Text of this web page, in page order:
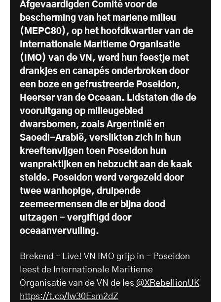
Afgevaardigden Comité voor de
bescherming van het mariene milieu
(MEPC80), op het hoofdkwartier van de
Internationale Maritieme Organisatie
(IMO) van de VN, werd hun feestje met
drankjes en canapés onderbroken door
een boze en gefrustreerde Poseidon,
Heerser van de Oceaan. Lidstaten die de
vooruitgang op milieugebied
dwarsbomen, zoals Argentinië en
Saoedi-Arabië, verslikten zich in hun
kreeftenvijgen toen Poseidon hun
wanpraktijken en hebzucht aan de kaak
stelde. Poseidon werd vergezeld door
twee wanhopige, druipende
zeemeermensen die er bijna dood
uitzagen - vergiftigd door
oceaanvervuiling.
Brekend - Live! VN IMO grijp in - Poseidon
leest de Internationale Maritieme
Organisatie van de VN de les @XRebellionUK
https://t.co/lw30Esm2dZ